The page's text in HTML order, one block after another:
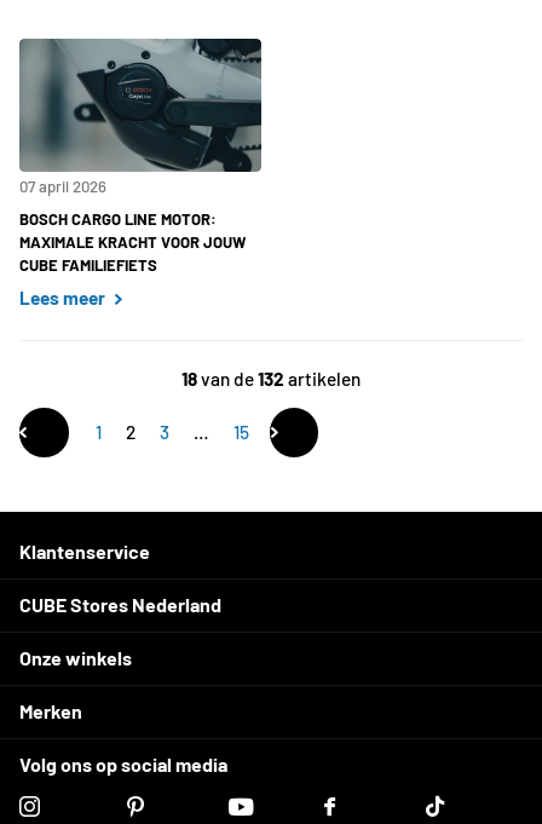
07 april 2026
BOSCH CARGO LINE MOTOR:
MAXIMALE KRACHT VOOR JOUW
CUBE FAMILIEFIETS
Lees meer
18van de132 artikelen
1 2 3 … 15
Klantenservice
CUBE Stores Nederland
Onze winkels
Merken
Volg ons op social media